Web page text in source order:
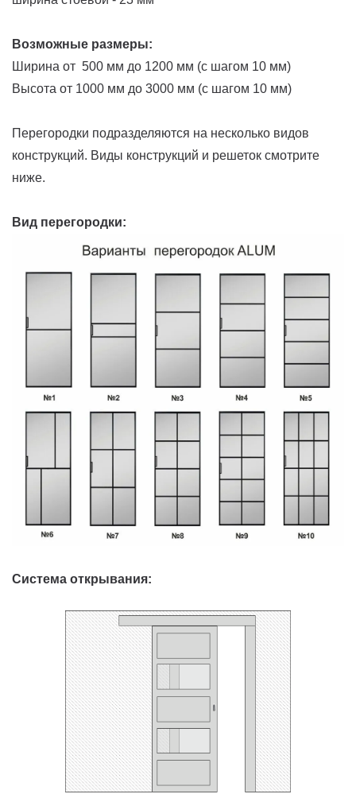
Возможные размеры:
Ширина от 500 мм до 1200 мм (с шагом 10 мм)
Высота от 1000 мм до 3000 мм (с шагом 10 мм)
Перегородки подразделяются на несколько видов
конструкций. Виды конструкций и решеток смотрите
ниже.
Вид перегородки:
Система открывания: